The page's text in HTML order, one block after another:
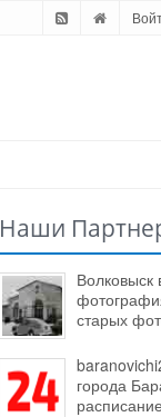
Наши
Волковыск
старых
города